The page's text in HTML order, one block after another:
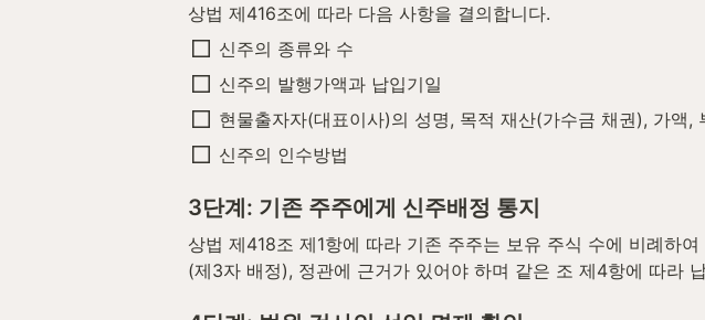
상법 제416조에 따라 다음 사항을 결의합니다.
신주의 종류와 수
신주의 발행가액과 납입기일
현물출자자(대표이사)의 성명, 목적 재산(가수금 채권), 가액,
신주의 인수방법
3단계: 기존 주주에게 신주배정 통지
상법 제418조 제1항에 따라 기존 주주는 보유 주식 수에 비례하
(제3자 배정), 정관에 근거가 있어야 하며 같은 조 제4항에 따라